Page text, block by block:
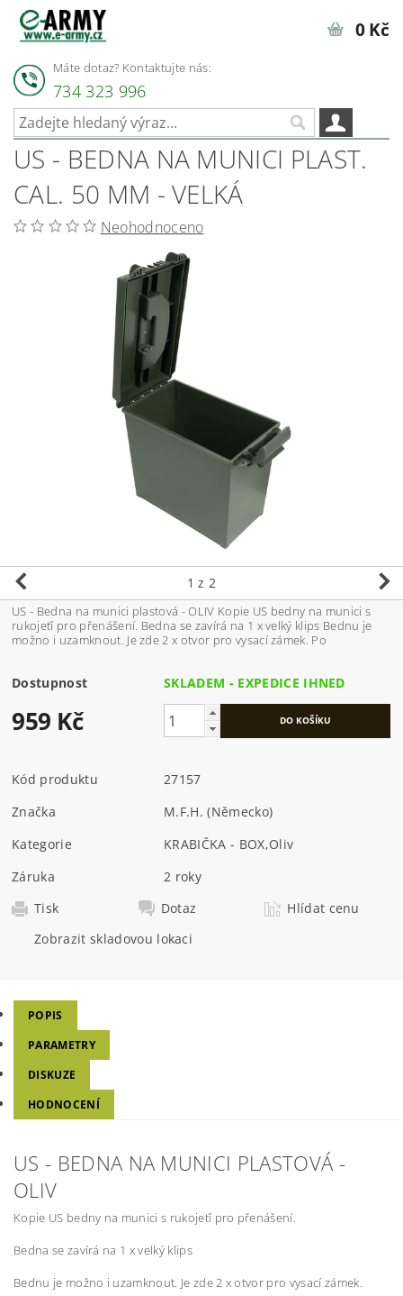
Máte dotaz? Kontaktujte nás:
734 323 996
0 Kč
US - BEDNA NA MUNICI PLAST.
CAL. 50 MM - VELKÁ
Neohodnoceno
1 z 2
US - Bedna na munici plastová - OLIV Kopie US bedny na munici s
rukojeťí pro přenášení. Bedna se zavírá na 1 x velký klips Bednu je
možno i uzamknout. Je zde 2 x otvor pro vysací zámek. Po
Dostupnost SKLADEM - EXPEDICE IHNED
959 Kč
Kód produktu
27157
Značka
M.F.H. (Německo)
Kategorie
KRABIČKA - BOX,Oliv
Záruka
2 roky
Tisk
Dotaz
Hlídat cenu
Zobrazit skladovou lokaci
POPIS
PARAMETRY
DISKUZE
HODNOCENÍ
US - BEDNA NA MUNICI PLASTOVÁ -
OLIV
Kopie US bedny na munici s rukojeťí pro přenášení.
Bedna se zavírá na 1 x velký klips
Bednu je možno i uzamknout. Je zde 2 x otvor pro vysací zámek.